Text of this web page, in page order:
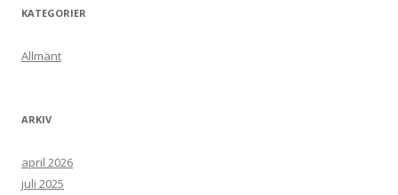
KATEGORIER
Allmänt
ARKIV
april 2026
juli 2025